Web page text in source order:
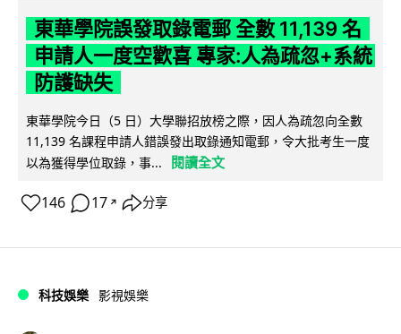
東華學院誤發取錄電郵 全數 11,139 名
申請人一度空歡喜 專家:人為疏忽+系統
防護缺失
東華學院今日（5 日）大學聯招放榜之際，因人為疏忽向全數
11,139 名課程申請人錯誤發出取錄通知電郵，令大批考生一度
以為獲得學位取錄，事...
閱讀全文
146 17 ↗ 分享
科技娛樂 影視娛樂